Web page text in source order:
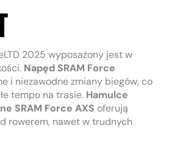
2025 wyposażony jest w
Napęd SRAM Force
i niezawodne zmiany biegów, co
tempo na trasie. Hamulce
SRAM Force AXS oferują
rowerem, nawet w trudnych